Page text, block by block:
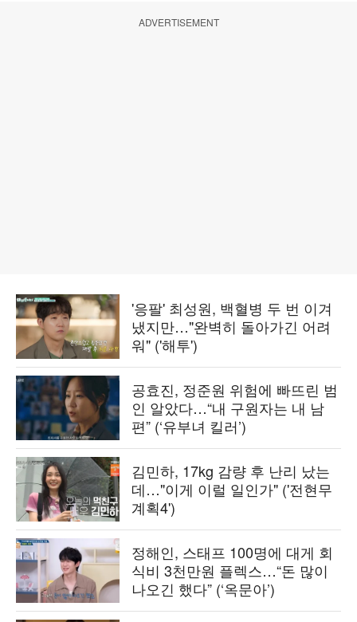
ADVERTISEMENT
'응팔' 최성원, 백혈병 두 번 이겨
냈지만…"완벽히 돌아가긴 어려
워" ('해투')
공효진, 정준원 위험에 빠뜨린 범
인 알았다…“내 구원자는 내 남
편” (‘유부녀 킬러’)
김민하, 17kg 감량 후 난리 났는
데…"이게 이럴 일인가" ('전현무
계획4')
정해인, 스태프 100명에 대게 회
식비 3천만원 플렉스…“돈 많이
나오긴 했다” (‘옥문아’)